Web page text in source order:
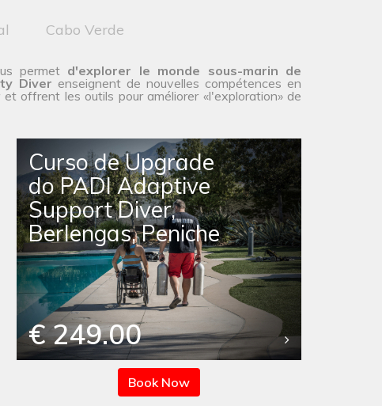
Cabo Verde
permet d'explorer le monde sous-marin de
Diver enseignent de nouvelles compétences en
offrent les outils pour améliorer «l'exploration» de
Curso de Upgrade
do PADI Adaptive
Support Diver,
Berlengas, Peniche
€ 249.00
Book Now